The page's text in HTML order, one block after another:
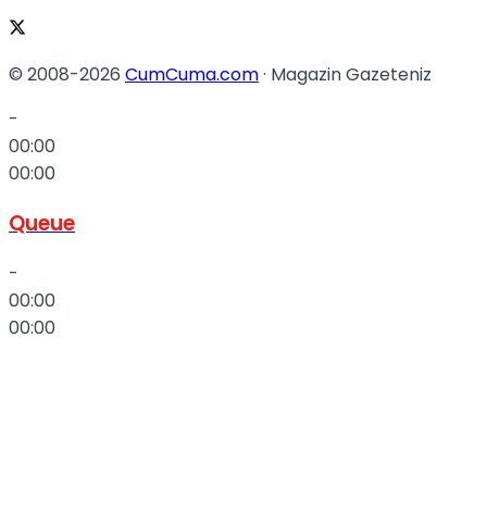
© 2008-2026 CumCuma.com· Magazin Gazeteniz
-
00:00
00:00
Queue
-
00:00
00:00